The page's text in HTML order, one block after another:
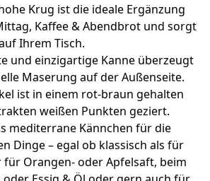
Krug ist die ideale Ergänzung
Kaffee & Abendbrot und sorgt
Ihrem Tisch.
und einzigartige Kanne überzeugt
Maserung auf der Außenseite.
ist in einem rot-braun gehalten
weißen Punkten geziert.
mediterrane Kännchen für die
Dinge – egal ob klassisch als für
für Orangen- oder Apfelsaft, beim